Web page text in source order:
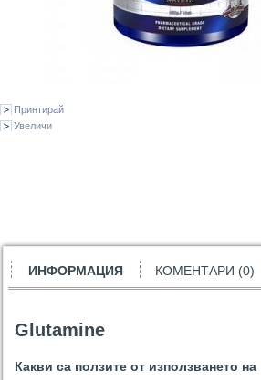
Принтирай
Увеличи
ИНФОРМАЦИЯ КОМЕНТАРИ (0)
Glutamine
Какви са ползите от използването